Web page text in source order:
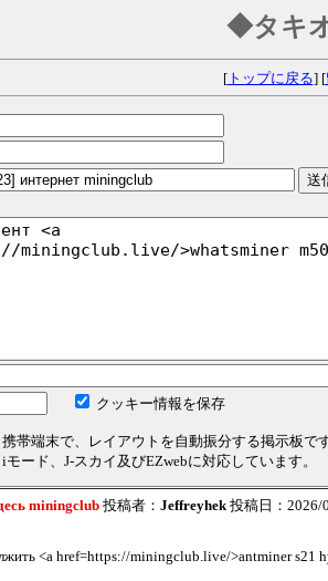
◆タキ
[トップに戻る] [
クッキー情報を保存
帯端末で、レイアウトを自動振分する掲示板で
ード、J-スカイ及びEZwebに対応しています。
miningclub 投稿者： Jeffreyhek投稿日：2026/
<a href=https://miningclub.live/>antminer s21